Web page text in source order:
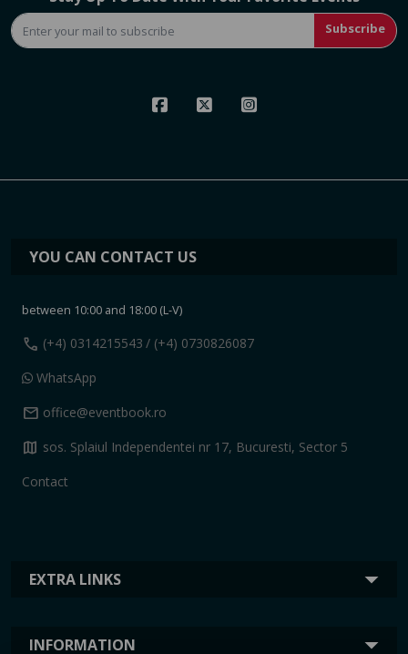
Subscribe
EXTRA LINKS
INFORMATION
YOU CAN CONTACT US
between 10:00 and 18:00 (L-V)
call (+4) 0314215543 / (+4) 0730826087
WhatsApp
mail office@eventbook.ro
map sos. Splaiul Independentei nr 17, Bucuresti, Sector 5
Contact